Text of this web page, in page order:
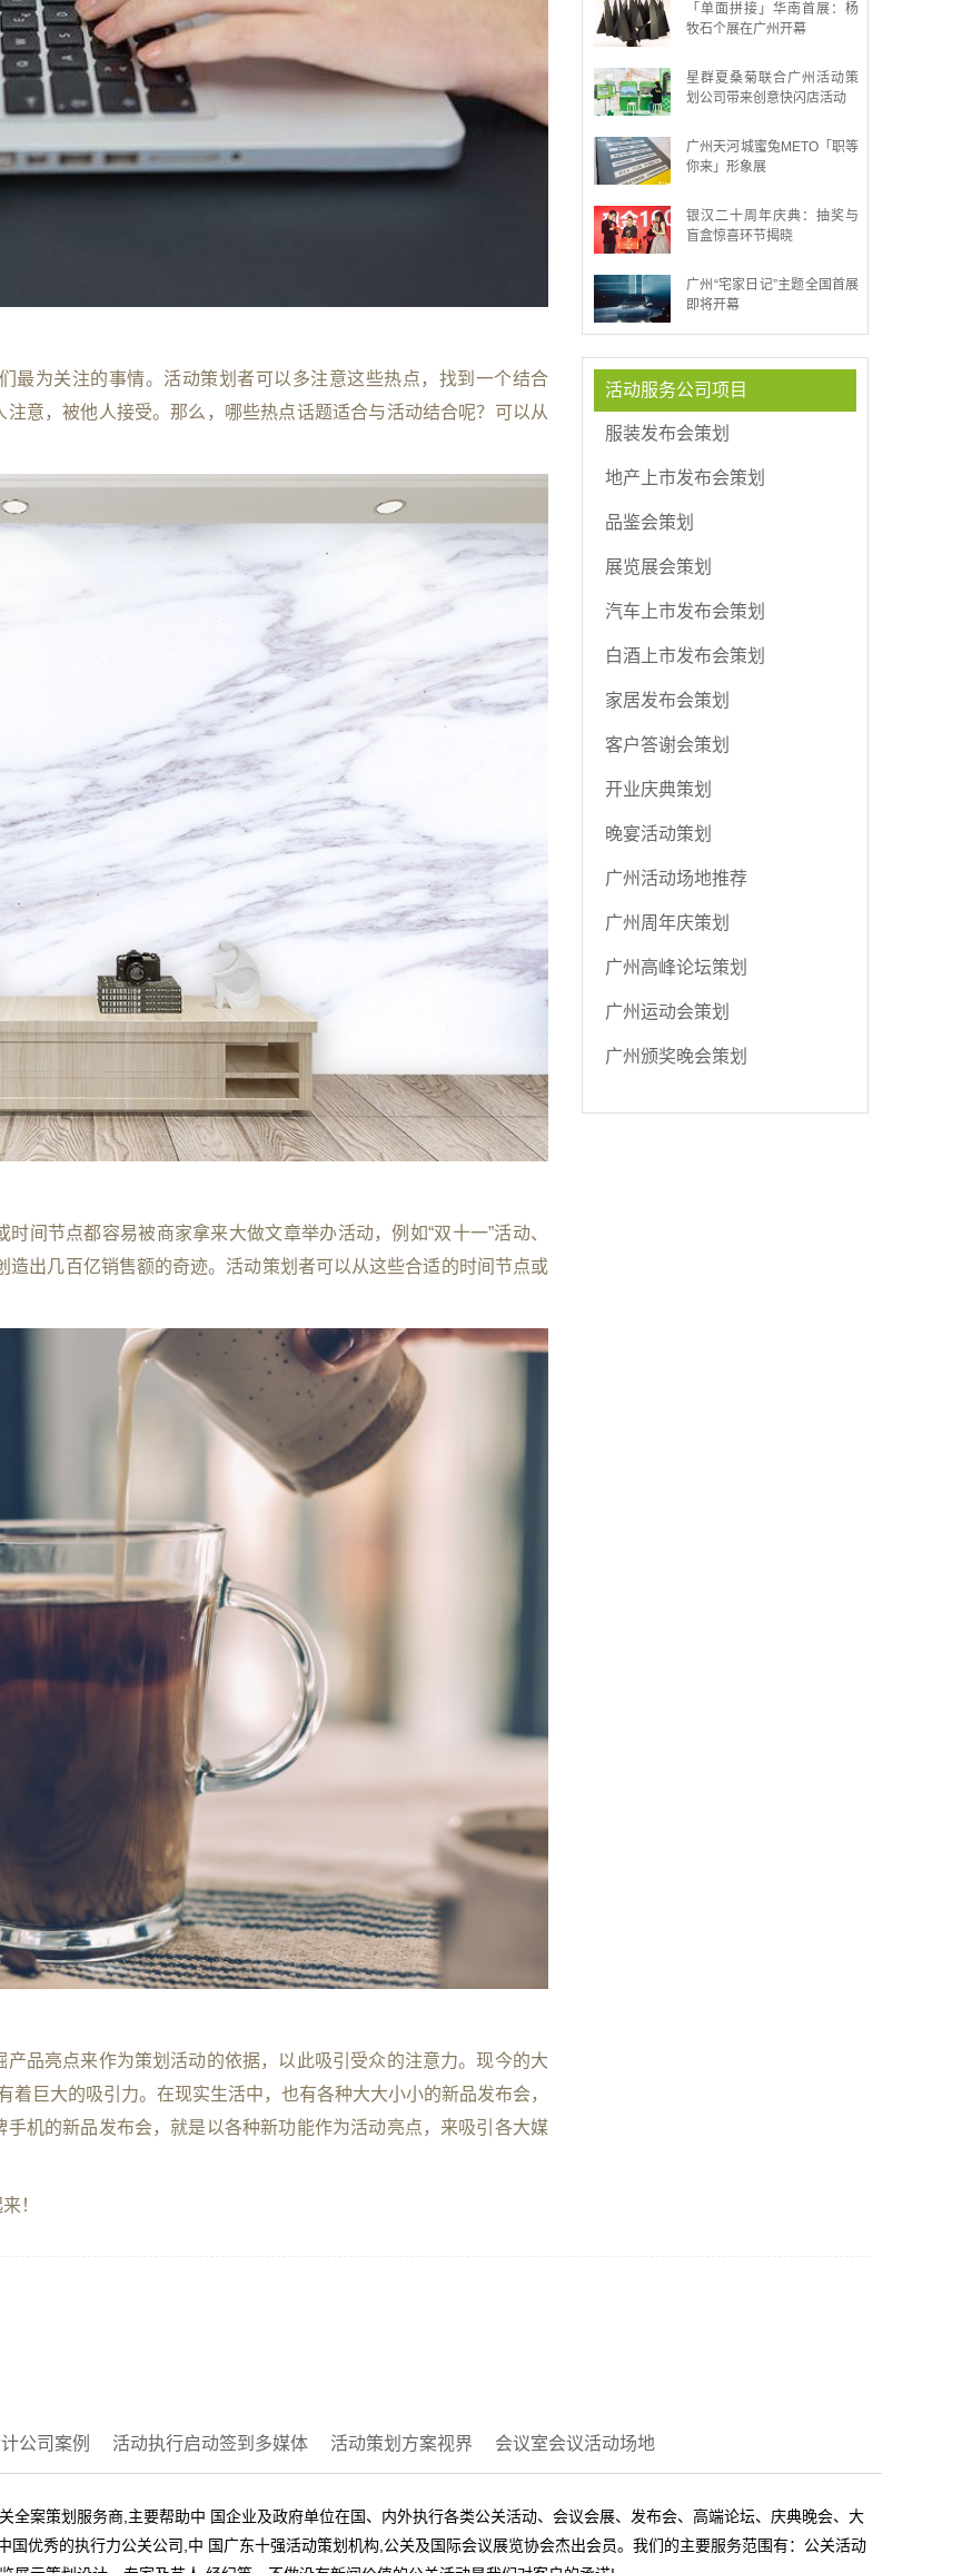
最为关注的事情。活动策划者可以多注意这些热点，找到一个结合
意，被他人接受。那么，哪些热点话题适合与活动结合呢？可以从
间节点都容易被商家拿来大做文章举办活动，例如“双十一”活动、
造出几百亿销售额的奇迹。活动策划者可以从这些合适的时间节点或
品亮点来作为策划活动的依据，以此吸引受众的注意力。现今的大
着巨大的吸引力。在现实生活中，也有各种大大小小的新品发布会，
机的新品发布会，就是以各种新功能作为活动亮点，来吸引各大媒
！
「单面拼接」华南首展：杨
牧石个展在广州开幕
星群夏桑菊联合广州活动策
划公司带来创意快闪店活动
广州天河城蜜兔METO「职等
你来」形象展
银汉二十周年庆典：抽奖与
盲盒惊喜环节揭晓
广州“宅家日记”主题全国首展
即将开幕
活动服务公司项目
服装发布会策划
地产上市发布会策划
品鉴会策划
展览展会策划
汽车上市发布会策划
白酒上市发布会策划
家居发布会策划
客户答谢会策划
开业庆典策划
晚宴活动策划
广州活动场地推荐
广州周年庆策划
广州高峰论坛策划
广州运动会策划
广州颁奖晚会策划
公司案例 活动执行启动签到多媒体 活动策划方案视界 会议室会议活动场地
全案策划服务商,主要帮助中 国企业及政府单位在国、内外执行各类公关活动、会议会展、发布会、高端论坛、庆典晚会、大
优秀的执行力公关公司,中 国广东十强活动策划机构,公关及国际会议展览协会杰出会员。我们的主要服务范围有：公关活动